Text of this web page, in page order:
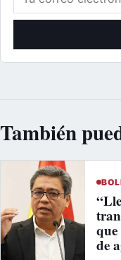
También
que
de